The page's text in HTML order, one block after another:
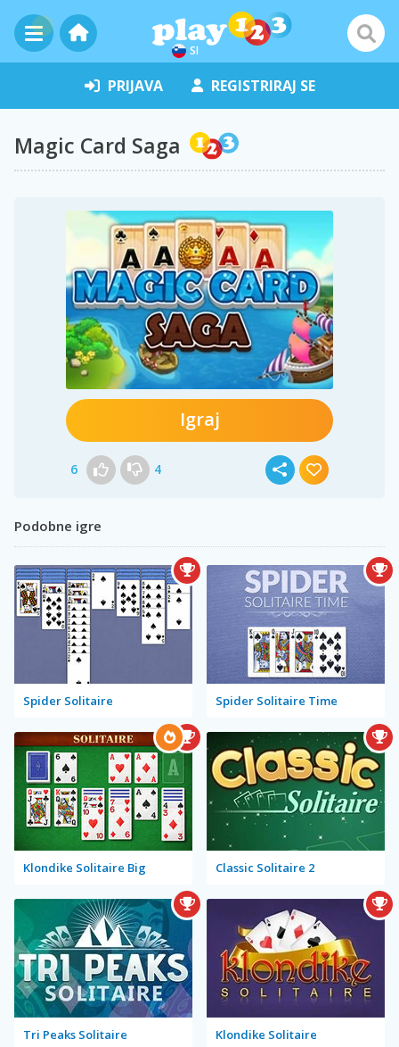
SI
PRIJAVA REGISTRIRAJ SE
Magic Card Saga
Igraj
6 4
Podobne igre
Spider Solitaire Spider Solitaire Time
Klondike Solitaire Big Classic Solitaire 2
Tri Peaks Solitaire Klondike Solitaire